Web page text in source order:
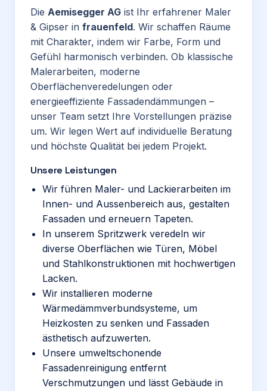
Die Aemisegger AG ist Ihr erfahrener Maler
& Gipser in frauenfeld. Wir schaffen Räume
mit Charakter, indem wir Farbe, Form und
Gefühl harmonisch verbinden. Ob klassische
Malerarbeiten, moderne
Oberflächenveredelungen oder
energieeffiziente Fassadendämmungen –
unser Team setzt Ihre Vorstellungen präzise
um. Wir legen Wert auf individuelle Beratung
und höchste Qualität bei jedem Projekt.
Unsere Leistungen
Wir führen Maler- und Lackierarbeiten im
Innen- und Aussenbereich aus, gestalten
Fassaden und erneuern Tapeten.
In unserem Spritzwerk veredeln wir
diverse Oberflächen wie Türen, Möbel
und Stahlkonstruktionen mit hochwertigen
Lacken.
Wir installieren moderne
Wärmedämmverbundsysteme, um
Heizkosten zu senken und Fassaden
ästhetisch aufzuwerten.
Unsere umweltschonende
Fassadenreinigung entfernt
Verschmutzungen und lässt Gebäude in